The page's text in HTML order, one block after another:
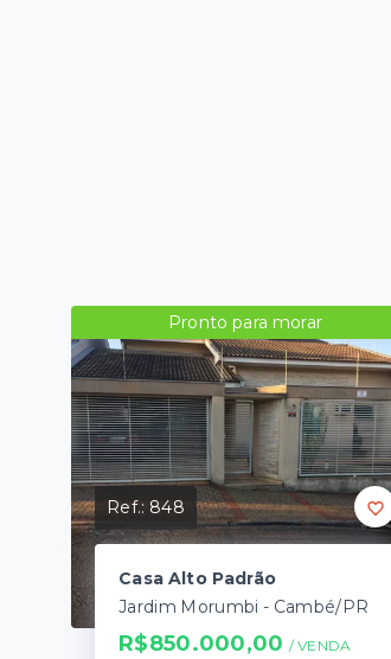
Pronto para morar
Ref.: 848
Casa Alto Padrão
Jardim Morumbi - Cambé/PR
R$850.000,00 / VENDA